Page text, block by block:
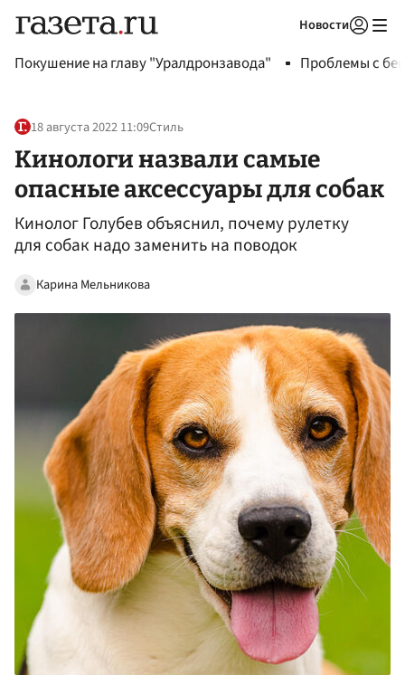
Новости
Покушение на главу "Уралдронзавода" Проблемы с
18 августа 2022 11:09Стиль
Кинологи назвали самые
опасные аксессуары для собак
Кинолог Голубев объяснил, почему рулетку
для собак надо заменить на поводок
Карина Мельникова